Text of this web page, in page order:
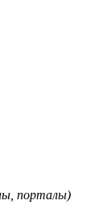
порталы)